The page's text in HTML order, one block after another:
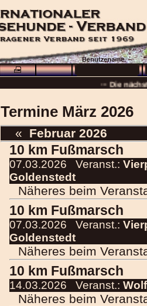
Termine März 2026
« Februar 2026
10 km Fußmarsch
07.03.2026 Veranst.:
Goldenstedt
Näheres beim
10 km Fußmarsch
07.03.2026 Veranst.:
Goldenstedt
Näheres beim
10 km Fußmarsch
14.03.2026 Veranst.:
Näheres beim
···
··· Die
···
··· Besuchen Sie